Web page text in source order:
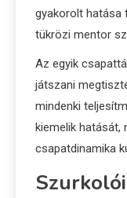
gyakorolt hatása
tükrözi mentor
Az egyik
játszani
mindenki
kiemelik hatását,
csapatdinamika